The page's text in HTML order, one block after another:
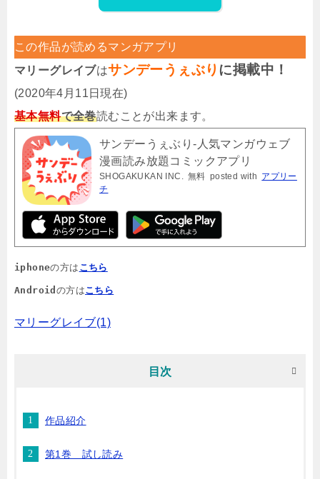
この作品が読めるマンガアプリ
マリーグレイブはサンデーうぇぶり に掲載中！
(2020年4月11日現在)
基本無料で全巻読むことが出来ます。
サンデーうぇぶり-人気マンガウェブ
漫画読み放題コミックアプリ
SHOGAKUKAN INC. 無料 posted with アプリー
チ
iphoneの方は こちら
Android の方はこちら
マリーグレイブ(1)
目次
作品紹介
第1巻 試し読み